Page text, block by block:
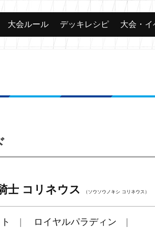
カード 大会
大会ルール デッキレシピ 大会・イ
士 コリネウス （ソウソウノキシ コリネウス）
ロイヤルパラディン